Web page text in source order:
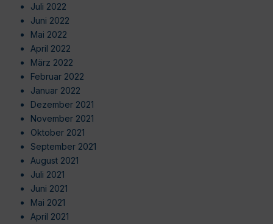
Juli 2022
Juni 2022
Mai 2022
April 2022
März 2022
Februar 2022
Januar 2022
Dezember 2021
November 2021
Oktober 2021
September 2021
August 2021
Juli 2021
Juni 2021
Mai 2021
April 2021